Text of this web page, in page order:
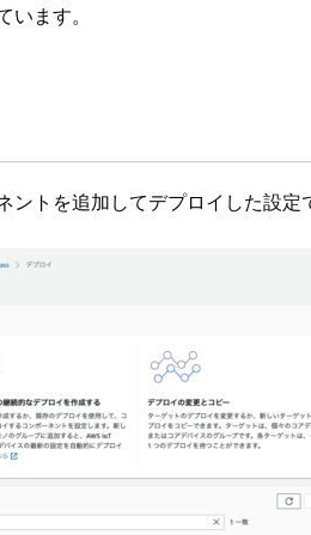
ます。
ントを追加してデプロイした設定